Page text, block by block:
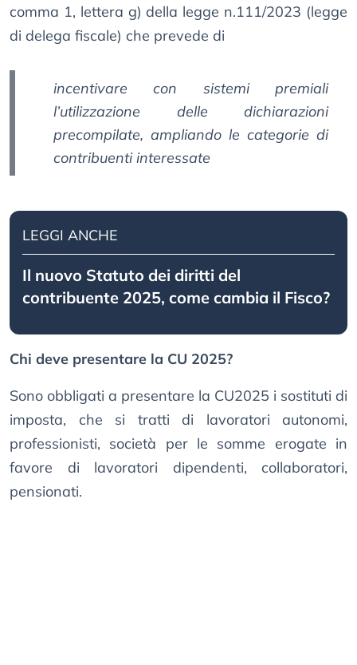
comma 1, lettera g) della legge n.111/2023 (legge
di delega fiscale) che prevede di
incentivare con sistemi premiali
l’utilizzazione delle dichiarazioni
precompilate, ampliando le categorie di
contribuenti interessate
LEGGI ANCHE
Il nuovo Statuto dei diritti del
contribuente 2025, come cambia il Fisco?
Chi deve presentare la CU 2025?
Sono obbligati a presentare la CU2025 i sostituti di
imposta, che si tratti di lavoratori autonomi,
professionisti, società per le somme erogate in
favore di lavoratori dipendenti, collaboratori,
pensionati.